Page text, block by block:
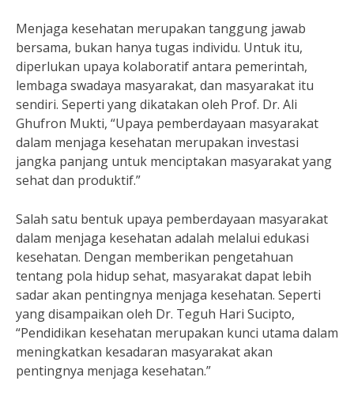
Menjaga kesehatan merupakan tanggung jawab
bersama, bukan hanya tugas individu. Untuk itu,
diperlukan upaya kolaboratif antara pemerintah,
lembaga swadaya masyarakat, dan masyarakat itu
sendiri. Seperti yang dikatakan oleh Prof. Dr. Ali
Ghufron Mukti, “Upaya pemberdayaan masyarakat
dalam menjaga kesehatan merupakan investasi
jangka panjang untuk menciptakan masyarakat yang
sehat dan produktif.”
Salah satu bentuk upaya pemberdayaan masyarakat
dalam menjaga kesehatan adalah melalui edukasi
kesehatan. Dengan memberikan pengetahuan
tentang pola hidup sehat, masyarakat dapat lebih
sadar akan pentingnya menjaga kesehatan. Seperti
yang disampaikan oleh Dr. Teguh Hari Sucipto,
“Pendidikan kesehatan merupakan kunci utama dalam
meningkatkan kesadaran masyarakat akan
pentingnya menjaga kesehatan.”